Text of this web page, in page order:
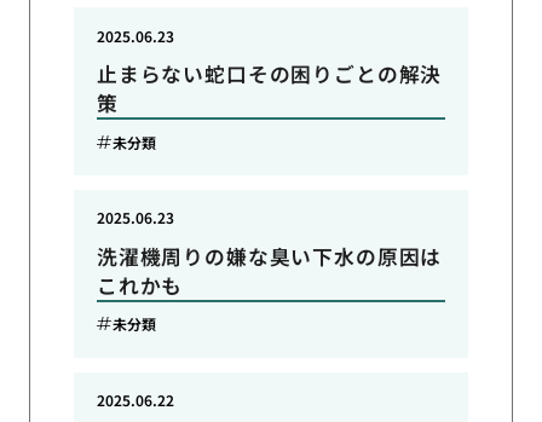
止まらない蛇口その困りごとの解決
策
2025.06.23
未分類
洗濯機周りの嫌な臭い下水の原因は
これかも
2025.06.23
未分類
2025.06.22